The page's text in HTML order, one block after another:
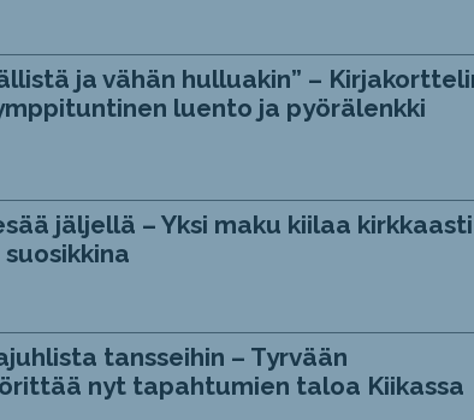
ja vähän hulluakin” –
luento ja pyörälenkki
jäljellä – Yksi maku kiilaa kirkkaasti
tansseihin – Tyrvään
nyt tapahtumien taloa Kiikassa